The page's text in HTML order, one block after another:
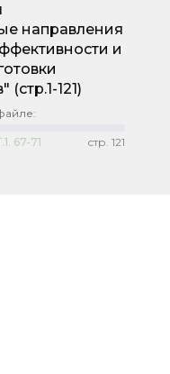
направления
и
(стр.1-121)
67-71 стр. 121